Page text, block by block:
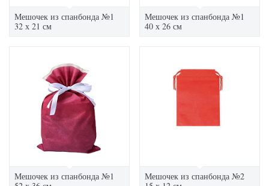
Мешочек из спанбонда №1
32 х 21 см
Мешочек из спанбонда №1
40 х 26 см
Мешочек из спанбонда №1
Мешочек из спанбонда №2